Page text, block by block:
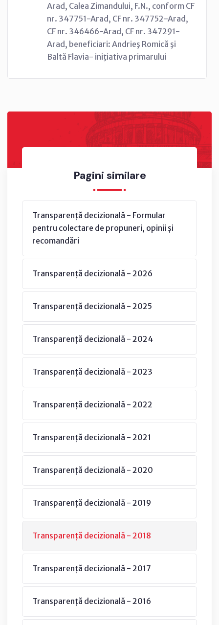
Pagini similare
Transparență decizională - Formular
pentru colectare de propuneri, opinii și
recomandări
Transparență decizională - 2026
Transparență decizională - 2025
Transparență decizională - 2024
Transparență decizională - 2023
Transparență decizională - 2022
Transparență decizională - 2021
Transparență decizională - 2020
Transparență decizională - 2019
Transparență decizională - 2018
Transparență decizională - 2017
Transparență decizională - 2016
Arad, Calea Zimandului, F.N., conform CF
nr. 347751-Arad, CF nr. 347752-Arad,
CF nr. 346466-Arad, CF nr. 347291-
Arad, beneficiari: Andrieş Romică şi
Baltă Flavia- iniţiativa primarului